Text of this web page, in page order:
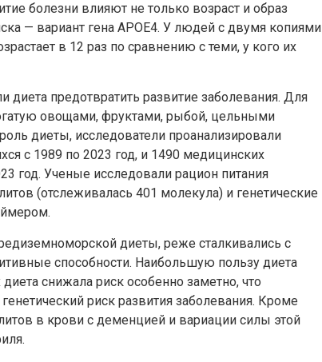
болезни влияют не только возраст и образ
— вариант гена APOE4. У людей с двумя копиями
в 12 раз по сравнению с теми, у кого их
предотвратить развитие заболевания. Для
овощами, фруктами, рыбой, цельными
диеты, исследователи проанализировали
с 1989 по 2023 год, и 1490 медицинских
год. Ученые исследовали рацион питания
(отслеживалась 401 молекула) и генетические
диеты, реже сталкивались с
способности. Наибольшую пользу диета
снижала риск особенно заметно, что
риск развития заболевания. Кроме
в крови с деменцией и вариации силы этой